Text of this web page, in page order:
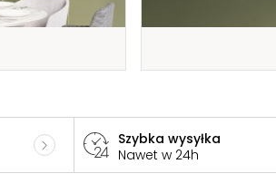
Szybka wysyłka
Nawet w 24h